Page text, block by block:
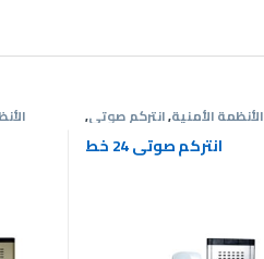
الأنظمة الأمنية,انتركم صوتى,
عروض انتركم
انتركم صوتى 24 خط